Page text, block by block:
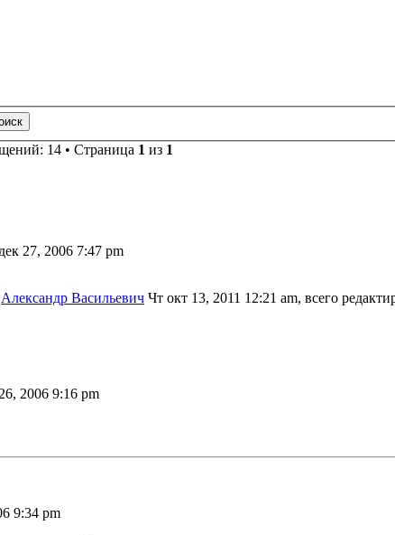
14 • Страница 1 из 1
27, 2006 7:47 pm
Александр Васильевич Чт окт 13, 2011 12:21 am, всего
2006 9:16 pm
9:34 pm